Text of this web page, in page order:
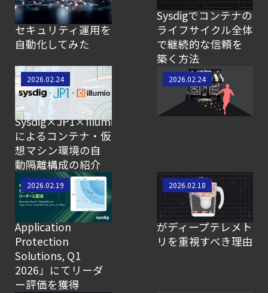
【ブログ】
AIワークロードのコンテナセキュリティ
GPU環境を守る新しい視点
【ブログ】
CNAPP選定ガイド
｜
計画フェーズで失敗しない統合プラットフォ
【お知らせ】
ブログを更新しました
【お知らせ】
ブログを更新しました
セキュリティ運用の効率化を実現するSysdig
Agent
「Automation」で
セキュリティ運用を
自動化してみた
Sysdigでコンテナの
ライフサイクル全体
で継続的な信頼を
築く方法
サーバ・コンテナ
の統合セキュリティ
強化 第2回：
Sysdig×JP1×Illumio
によるコンテナ・仮
想マシン環境の自
動隔離構成の紹介
2026.02.24
LLMjacking: 新たな
脅威から闇市場の
現実へ
2026.02.24
Sysdig、「The
Forrester Wave™:
Cloud Native
Application
Protection
Solutions, Q1
2026」にてリーダ
ー評価を獲得
2026.02.19
実際のリスクはラ
ンタイムに存在す
る：2026年にCISO
がディープテレメト
リを重視すべき理由
2026.02.18